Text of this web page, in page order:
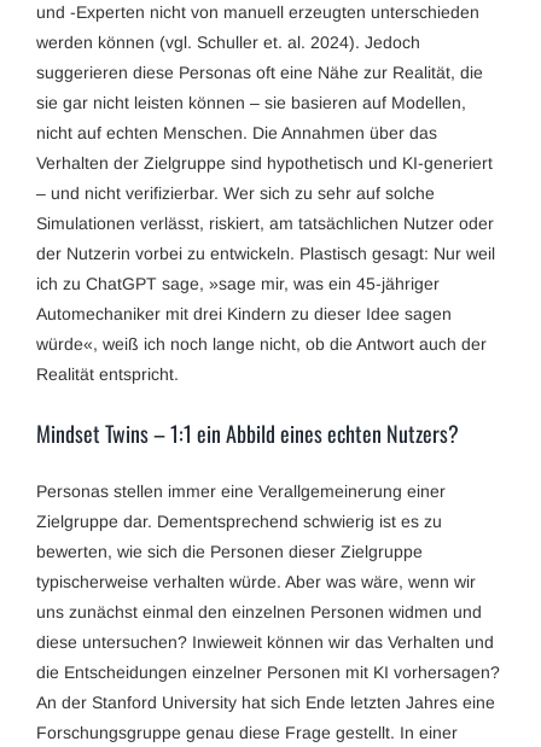
und -Experten nicht von manuell erzeugten unterschieden
werden können (vgl. Schuller et. al. 2024). Jedoch
suggerieren diese Personas oft eine Nähe zur Realität, die
sie gar nicht leisten können – sie basieren auf Modellen,
nicht auf echten Menschen. Die Annahmen über das
Verhalten der Zielgruppe sind hypothetisch und KI-generiert
– und nicht verifizierbar. Wer sich zu sehr auf solche
Simulationen verlässt, riskiert, am tatsächlichen Nutzer oder
der Nutzerin vorbei zu entwickeln. Plastisch gesagt: Nur weil
ich zu ChatGPT sage, »sage mir, was ein 45-jähriger
Automechaniker mit drei Kindern zu dieser Idee sagen
würde«, weiß ich noch lange nicht, ob die Antwort auch der
Realität entspricht.
Mindset Twins – 1:1 ein Abbild eines echten Nutzers?
Personas stellen immer eine Verallgemeinerung einer
Zielgruppe dar. Dementsprechend schwierig ist es zu
bewerten, wie sich die Personen dieser Zielgruppe
typischerweise verhalten würde. Aber was wäre, wenn wir
uns zunächst einmal den einzelnen Personen widmen und
diese untersuchen? Inwieweit können wir das Verhalten und
die Entscheidungen einzelner Personen mit KI vorhersagen?
An der Stanford University hat sich Ende letzten Jahres eine
Forschungsgruppe genau diese Frage gestellt. In einer